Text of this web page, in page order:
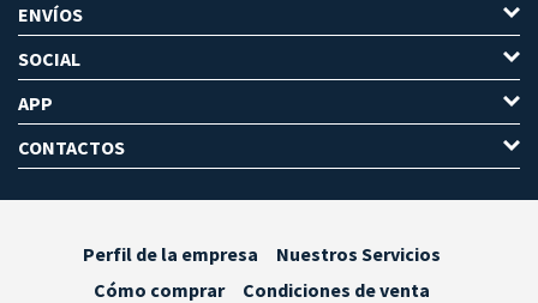
ENVÍOS
SOCIAL
APP
CONTACTOS
Perfil de la empresa
Nuestros Servicios
Cómo comprar
Condiciones de venta